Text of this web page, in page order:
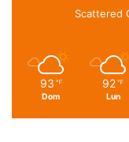
Scattered
93 ℉
Dom
92 ℉
Lun